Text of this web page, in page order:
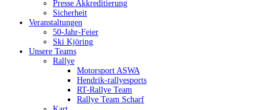
Presse Akkreditierung
Sicherheit
Veranstaltungen
50-Jahr-Feier
Ski Kjöring
Unsere Teams
Rallye
Motorsport ASWA
Hendrik-rallyesports
RT-Rallye Team
Rallye Team Scharf